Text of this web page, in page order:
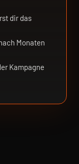
dir das
Monaten
Kampagne